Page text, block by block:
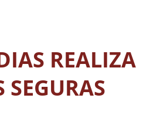
orientação sexual. Ao tomar
de Minas Gerais
sua Coordenadoria
Estratégica de
REALIZA
SEGURAS